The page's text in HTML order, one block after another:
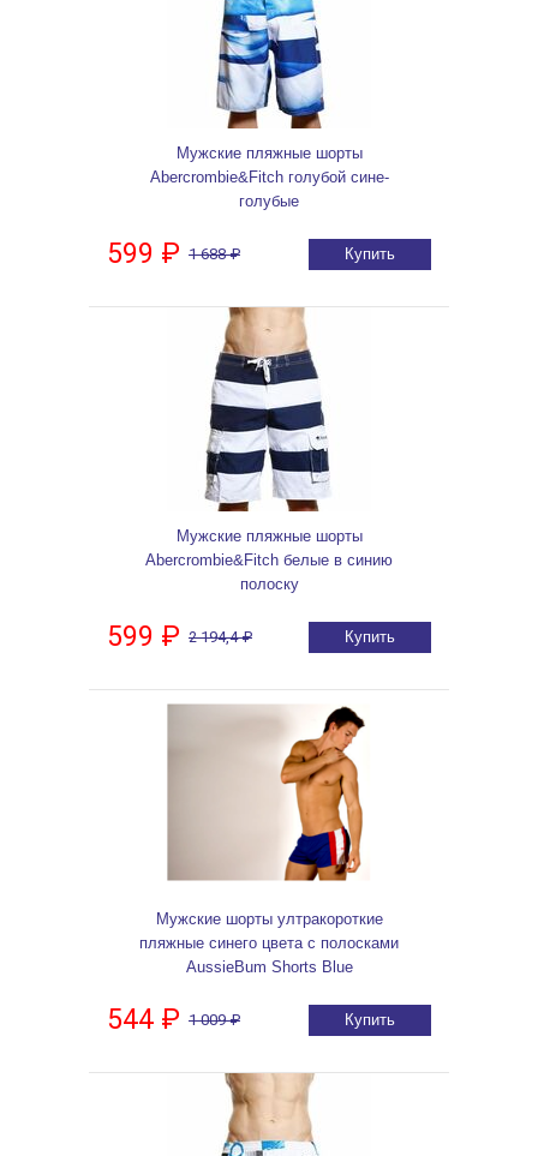
Мужские пляжные шорты
Abercrombie&Fitch голубой сине-
голубые
599 ₽ 1 688 ₽ Купить
Мужские пляжные шорты
Abercrombie&Fitch белые в синию
полоску
599 ₽ 2 194,4 ₽ Купить
Мужские шорты ултракороткие
пляжные синего цвета с полосками
AussieBum Shorts Blue
544 ₽ 1 009 ₽ Купить